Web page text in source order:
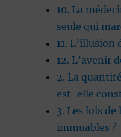
10. La
seule qui
11. L’illusion
12. L’avenir
2. La
est-elle
3. Les lois
immuables ?